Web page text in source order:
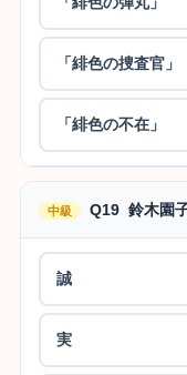
「緋色の捜査官」
「緋色の不在」
中級 Q19 鈴木園
誠
実